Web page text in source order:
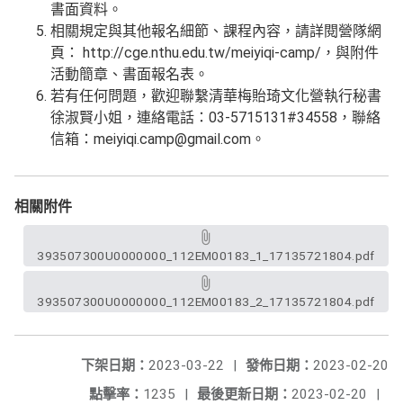
書面資料。
相關規定與其他報名細節、課程內容，請詳閱營隊網
頁： http://cge.nthu.edu.tw/meiyiqi-camp/，與附件
活動簡章、書面報名表。
若有任何問題，歡迎聯繫清華梅貽琦文化營執行秘書
徐淑賢小姐，連絡電話：03-5715131#34558，聯絡
信箱：meiyiqi.camp@gmail.com。
相關附件
393507300U0000000_112EM00183_1_17135721804.pdf
393507300U0000000_112EM00183_2_17135721804.pdf
發佈日期： 2023-02-20
下架日期： 2023-03-22
|
最後更新日期： 2023-02-20 |
點擊率： 1235 |